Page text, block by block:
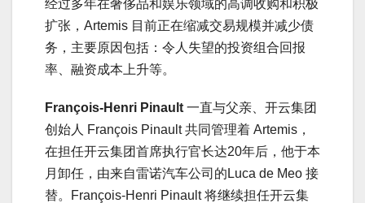
经过多年在奢侈品和娱乐领域的高调收购和积极
扩张，Artemis 目前正在缩减交易规模并减少债
务，主要原因包括：令人失望的投资组合回报
率、融资成本上升等。
François-Henri Pinault 一直与父亲、开云集团
创始人 François Pinault 共同管理着 Artemis，
在担任开云集团首席执行官长达20年后，他于本
月卸任，由来自雷诺汽车公司的Luca de Meo 接
替。François-Henri Pinault 将继续担任开云集